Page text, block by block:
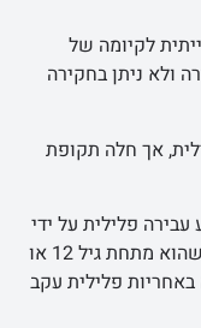
לקיומה של
ולא ניתן בחקירה
אך חלה תקופת
עבירה פלילית על ידי
החשוד אך החשוד אינו בר עונשין משום שהוא מתחת גיל 12 או
פלילית עקב